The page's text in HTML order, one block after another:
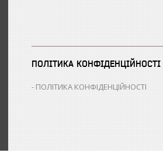
ПОЛІТИКА КОНФІДЕНЦІЙНОСТІ
ПОЛІТИКА КОНФІДЕНЦІЙНОСТІ